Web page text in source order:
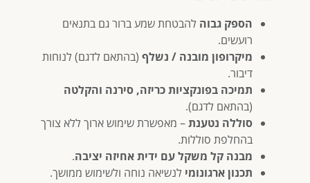
הספק גבוה להבטחת שמע ברור גם בתנאים
רועשים.
מיקרופון מובנה / נשלף (בהתאם לדגם) לנוחות
דיבור.
תמיכה בפונקציות כריזה, סירנה והקלטה
(בהתאם לדגם).
סוללה נטענת– מאפשרת שימוש ארוך ללא צורך
בהחלפת סוללות.
מבנה קל משקל עם ידית אחיזה יציבה.
תכנון ארגונומי לנשיאה נוחה ולשימוש ממושך.